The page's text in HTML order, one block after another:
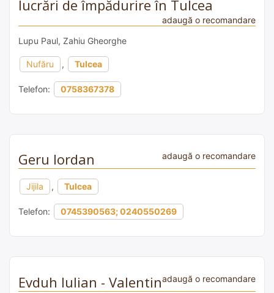
lucrări de împădurire în Tulcea
adaugă o recomandare
Lupu Paul, Zahiu Gheorghe
Nufăru , Tulcea
Telefon: 0758367378
Geru Iordan adaugă o recomandare
Jijila , Tulcea
Telefon: 0745390563; 0240550269
Evduh Iulian - Valentinadaugă o recomandare